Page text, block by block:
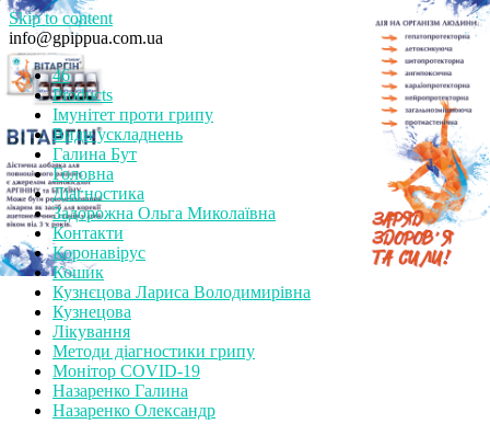
Skip to content
info@gpippua.com.ua
46
Products
Імунітет проти грипу
Види ускладнень
Галина Бут
Головна
Діагностика
Задорожна Ольга Миколаївна
Контакти
Коронавірус
Кошик
Кузнєцова Лариса Володимирівна
Кузнецова
Лікування
Методи діагностики грипу
Монітор СOVID-19
Назаренко Галина
Назаренко Олександр